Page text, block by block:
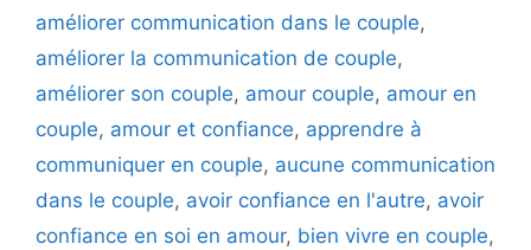
améliorer communication dans le couple,
améliorer la communication de couple,
améliorer son couple, amour couple, amour en
couple, amour et confiance, apprendre à
communiquer en couple, aucune communication
dans le couple, avoir confiance en l'autre, avoir
confiance en soi en amour, bien vivre en couple,